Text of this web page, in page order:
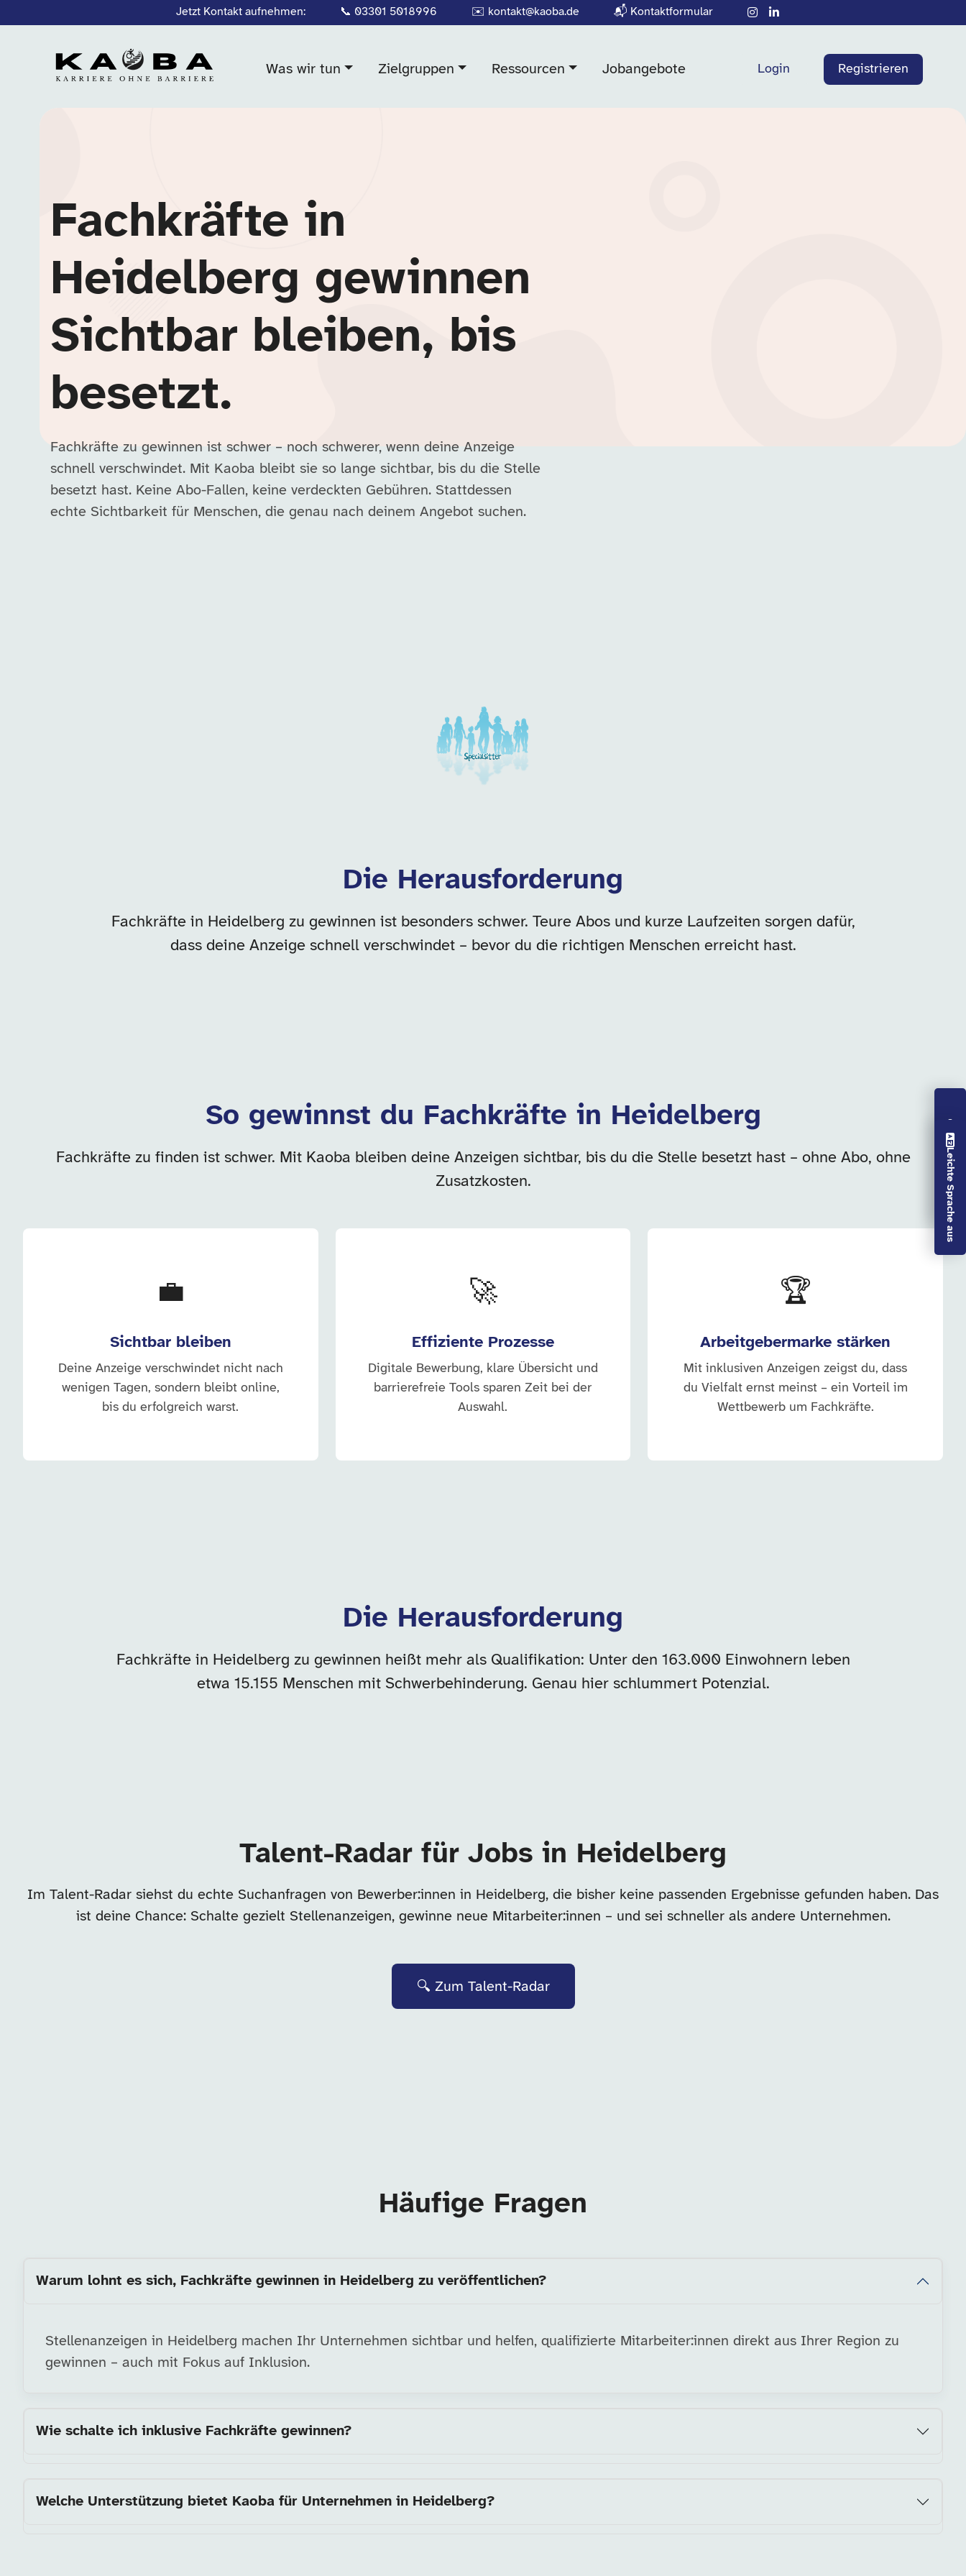
Vorlesen aus
Leichte Sprache aus
Jetzt Kontakt aufnehmen: 📞 03301 5018996 ✉️ kontakt@kaoba.de 📬 Kontaktformular
Was wir tun Zielgruppen Ressourcen Jobangebote Login Registrieren
Fachkräfte in
Heidelberg gewinnen
Sichtbar bleiben, bis
besetzt.
Fachkräfte zu gewinnen ist schwer – noch schwerer, wenn deine Anzeige
schnell verschwindet. Mit Kaoba bleibt sie so lange sichtbar, bis du die Stelle
besetzt hast. Keine Abo-Fallen, keine verdeckten Gebühren. Stattdessen
echte Sichtbarkeit für Menschen, die genau nach deinem Angebot suchen.
Unsere Arbeitgeber in dieser Kategorie
Die Herausforderung
Fachkräfte in Heidelberg zu gewinnen ist besonders schwer. Teure Abos und kurze Laufzeiten sorgen dafür,
dass deine Anzeige schnell verschwindet – bevor du die richtigen Menschen erreicht hast.
So gewinnst du Fachkräfte in Heidelberg
Fachkräfte zu finden ist schwer. Mit Kaoba bleiben deine Anzeigen sichtbar, bis du die Stelle besetzt hast – ohne Abo, ohne
Zusatzkosten.
💼
Sichtbar bleiben
Deine Anzeige verschwindet nicht nach
wenigen Tagen, sondern bleibt online,
bis du erfolgreich warst.
🚀
Effiziente Prozesse
Digitale Bewerbung, klare Übersicht und
barrierefreie Tools sparen Zeit bei der
Auswahl.
🏆
Arbeitgebermarke stärken
Mit inklusiven Anzeigen zeigst du, dass
du Vielfalt ernst meinst – ein Vorteil im
Wettbewerb um Fachkräfte.
Die Herausforderung
Fachkräfte in Heidelberg zu gewinnen heißt mehr als Qualifikation: Unter den 163.000 Einwohnern leben
etwa 15.155 Menschen mit Schwerbehinderung. Genau hier schlummert Potenzial.
Talent-Radar für Jobs in Heidelberg
Im Talent-Radar siehst du echte Suchanfragen von Bewerber:innen in Heidelberg, die bisher keine passenden Ergebnisse gefunden haben. Das
ist deine Chance: Schalte gezielt Stellenanzeigen, gewinne neue Mitarbeiter:innen – und sei schneller als andere Unternehmen.
🔍 Zum Talent-Radar
Häufige Fragen
Warum lohnt es sich, Fachkräfte gewinnen in Heidelberg zu veröffentlichen?
Stellenanzeigen in Heidelberg machen Ihr Unternehmen sichtbar und helfen, qualifizierte Mitarbeiter:innen direkt aus Ihrer Region zu
gewinnen – auch mit Fokus auf Inklusion.
Wie schalte ich inklusive Fachkräfte gewinnen?
Welche Unterstützung bietet Kaoba für Unternehmen in Heidelberg?